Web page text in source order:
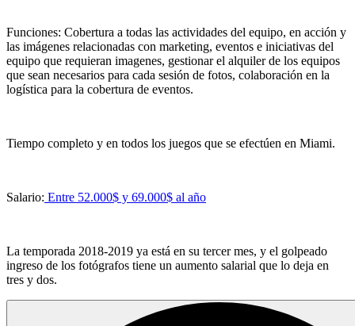
Funciones: Cobertura a todas las actividades del equipo, en acción y
las imágenes relacionadas con marketing, eventos e iniciativas del
equipo que requieran imagenes, gestionar el alquiler de los equipos
que sean necesarios para cada sesión de fotos, colaboración en la
logística para la cobertura de eventos.
Tiempo completo y en todos los juegos que se efectúen en Miami.
Salario: Entre 52.000$ y 69.000$ al año
La temporada 2018-2019 ya está en su tercer mes, y el golpeado
ingreso de los fotógrafos tiene un aumento salarial que lo deja en
tres y dos.